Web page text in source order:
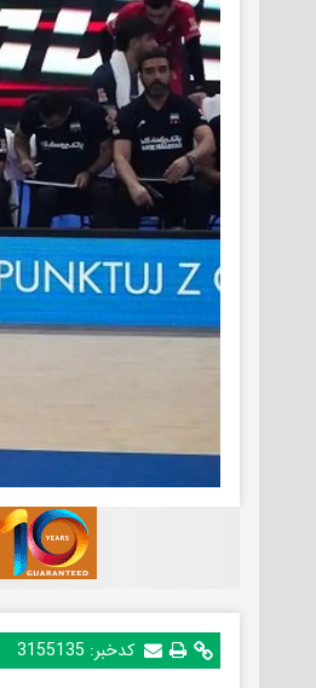
کدخبر: 3155135